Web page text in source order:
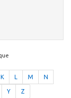
K L M N
Y Z